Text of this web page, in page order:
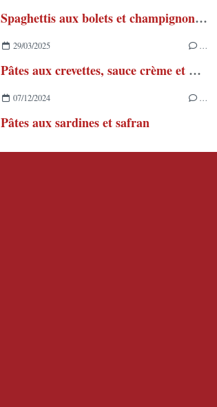
Spaghettis aux bolets et champignons de Paris
29/03/2025 …
Pâtes aux crevettes, sauce crème et piment
07/12/2024 …
Pâtes aux sardines et safran